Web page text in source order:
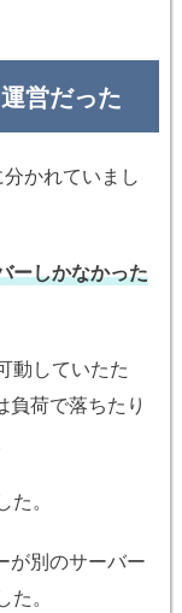
営だった
かれていまし
ーしかなかった
動していたた
荷で落ちたり
。
が別のサーバー
。